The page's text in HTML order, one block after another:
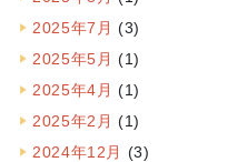
2025年7月 (3)
2025年5月 (1)
2025年4月 (1)
2025年2月 (1)
2024年12月 (3)